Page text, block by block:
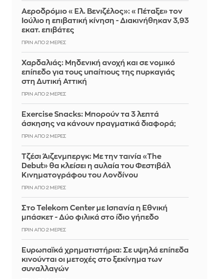
Αεροδρόμιο «Ελ. Βενιζέλος»: «Πέταξε» τον
Ιούλιο η επιβατική κίνηση - Διακινήθηκαν 3,93
εκατ. επιβάτες
ΠΡΙΝ ΑΠΌ 2 ΜΈΡΕΣ
Χαρδαλιάς: Μηδενική ανοχή και σε νομικό
επίπεδο για τους υπαίτιους της πυρκαγιάς
στη Δυτική Αττική
ΠΡΙΝ ΑΠΌ 2 ΜΈΡΕΣ
Exercise Snacks: Μπορούν τα 3 λεπτά
άσκησης να κάνουν πραγματικά διαφορά;
ΠΡΙΝ ΑΠΌ 2 ΜΈΡΕΣ
Τζέσι Άιζενμπεργκ: Με την ταινία «The
Debut» θα κλείσει η αυλαία του Φεστιβάλ
Κινηματογράφου του Λονδίνου
ΠΡΙΝ ΑΠΌ 2 ΜΈΡΕΣ
Στο Telekom Center με Ισπανία η Εθνική
μπάσκετ - Δύο φιλικά στο ίδιο γήπεδο
ΠΡΙΝ ΑΠΌ 2 ΜΈΡΕΣ
Ευρωπαϊκά χρηματιστήρια: Σε υψηλά επίπεδα
κινούνται οι μετοχές στο ξεκίνημα των
συναλλαγών